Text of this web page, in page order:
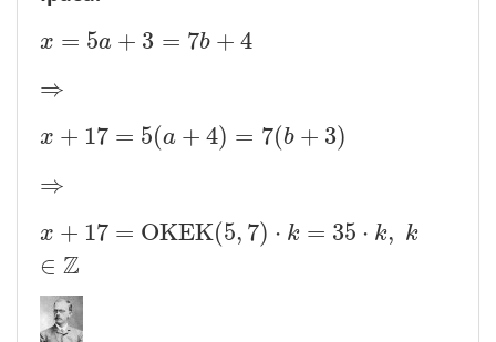
x = 5a + 3 = 7b + 4
x=5 a+ 3= 7b +4
⇒
⇒
x + 17 = 5(a + 4) = 7(b + 3)
x +17=5(a+4)=7(b +3)
⇒
⇒
x + 17 = OKEK(5, 7) ⋅ k = 35 ⋅ k, k
∈ Z
x+ 17=OKEK(5, 7)⋅ k=35⋅k k∈Z